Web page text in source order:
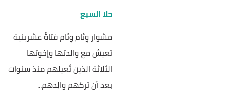
حلا السبع
مشوار وِئام وِئام فتاةٌ عشرينية
تعيش مع والدتها وإخوتها
الثلاثة الذين تُعيلهم منذ سنوات
بعد أن تركهم والِدهم...